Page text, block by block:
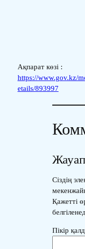
Ақпарат көзі :
https://www.gov.kz/
etails/893997
Сіздің
Қажетті
Пікір